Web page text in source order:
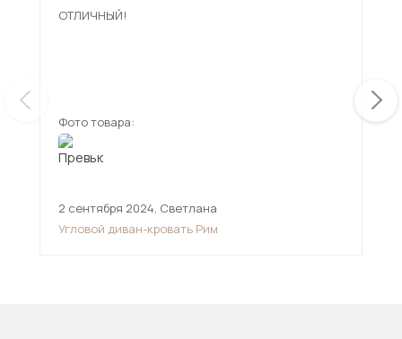
ОТЛИЧНЫЙ!
Фото товара:
2 сентября 2024, Светлана
Угловой диван-кровать Рим